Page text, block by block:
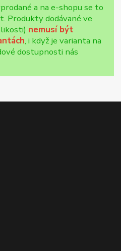
a na e-shopu se to
Produkty dodávané ve
nemusí být
, i když je varianta na
dostupnosti nás